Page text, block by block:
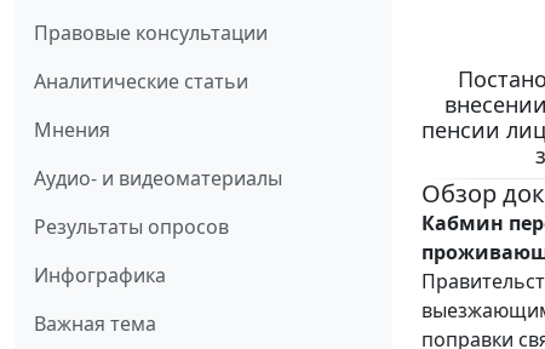
Правовые консультации
Аналитические статьи
Мнения
Аудио- и видеоматериалы
Результаты опросов
Инфографика
Важная тема
пенсии
Обзор
Кабмин
поправки